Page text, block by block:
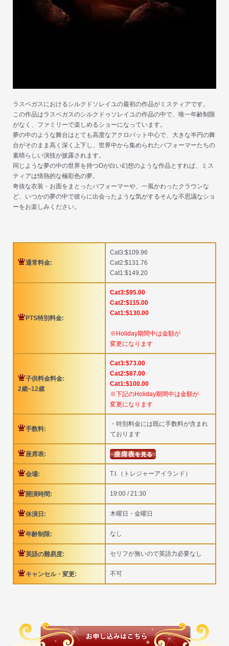
ラスベガスにおけるシルクドソレイユの最初の作品がミスティアです。
この作品はラスベガスのシルクドゥソレイユの作品の中で、唯一年齢制限
がなく、ファミリーで楽しめるショーになっています。
夢の中のような舞台はとても高度なアクロバット中心で、大きな半円の舞
台がそのまま高く深く上下し、世界中から集められたパフォーマーたちの
素晴らしい演技が披露されます。
同じような夢の中の世界を持つOが白い幻想のような作品とすれば、ミス
ティアは情熱的な極彩色の夢。
奇抜な衣装・お面をまとったパフォーマーや、一風かわったクラウンな
ど、いつかの夢の中で彼らに出会ったような気がするそんな不思議なショ
ーをお楽しみください。
通常料金:
Cat3:$109.96
Cat2:$131.76
Cat1:$149.20
PTS特別料金:
Cat3:$95.00
Cat2:$115.00
Cat1:$130.00
※Holiday期間中は金額が
変更になります
子供料金料金:
2歳~12歳
Cat3:$73.00
Cat2:$87.00
Cat1:$100.00
※下記のHoliday期間中は金額が
変更になります
手数料:
・特別料金には既に手数料が含まれ
ております
座席表:
会場: T.I.（トレジャーアイランド）
開演時間: 19:00 / 21:30
休演日: 木曜日・金曜日
年齢制限: なし
英語の難易度: セリフが無いので英語力必要なし
キャンセル・変更: 不可